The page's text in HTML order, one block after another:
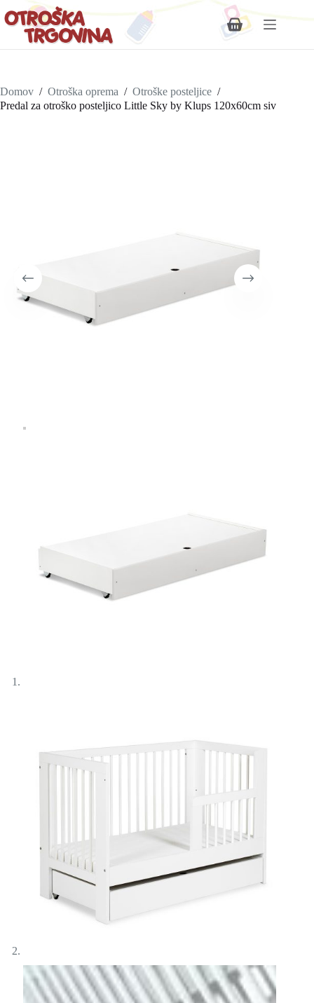
Shopping
Domov / Otroška oprema / Otroške posteljice /
Predal za otroško posteljico Little Sky by Klups 120x60cm siv